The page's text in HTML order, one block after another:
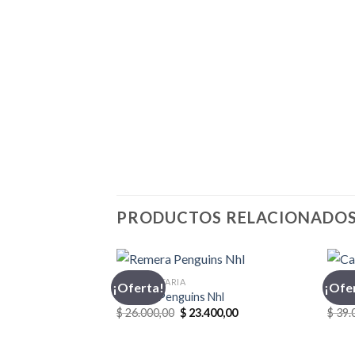
PRODUCTOS RELACIONADOS
¡Oferta!
INDUMENTARIA
Remera Penguins Nhl
$26.000,00 El
precio
$ 23.400,00El
$